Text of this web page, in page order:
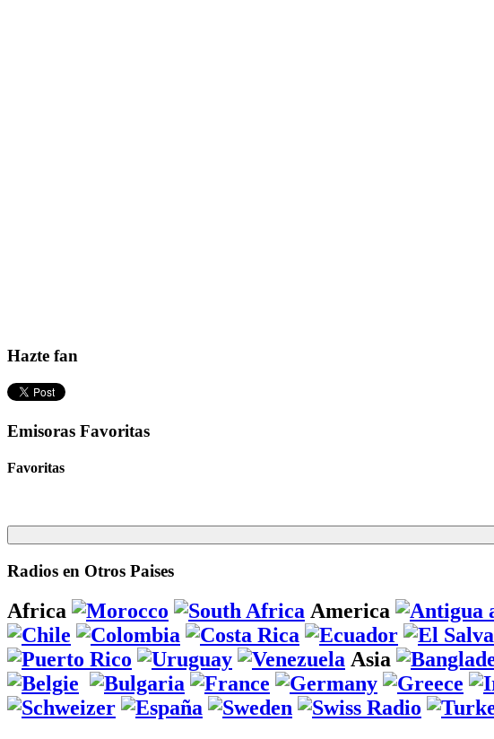
Hazte fan
Emisoras Favoritas
Favoritas
Radios en Otros Paises
Africa America
Asia